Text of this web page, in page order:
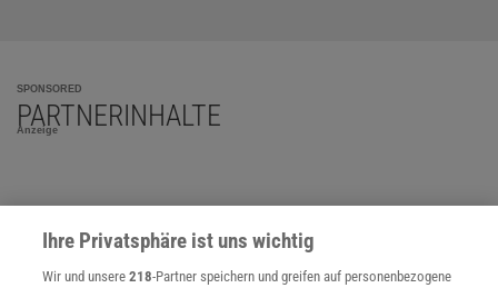
SPONSORED
PARTNERINHALTE
Anzeige
Ihre Privatsphäre ist uns wichtig
Wir und unsere218-Partner speichern und greifen auf personenbezogene